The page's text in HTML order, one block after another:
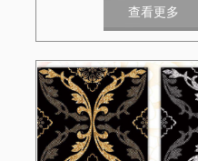
查看更多